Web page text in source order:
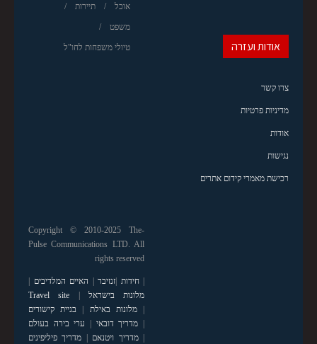
אוכל תיירות
משפט
טיולי משפחות לחו"ל אודות ועזרה
צרו קשר
מדיניות פרטיות
אודות
נגישות
רכישת מאמרי קידום אתרים
Copyright © 2010-2025 The-
Pulse Communications LTD. All
rights reserved
|חידות זנזיבר האיים המלדיבים
מלונות בישראל
Travel site
|מלונות באילת
בניית קישורים
מדריך דובאי
ערי בירה בעולם
|מדריך ויטנאם
מדריך פיליפינים